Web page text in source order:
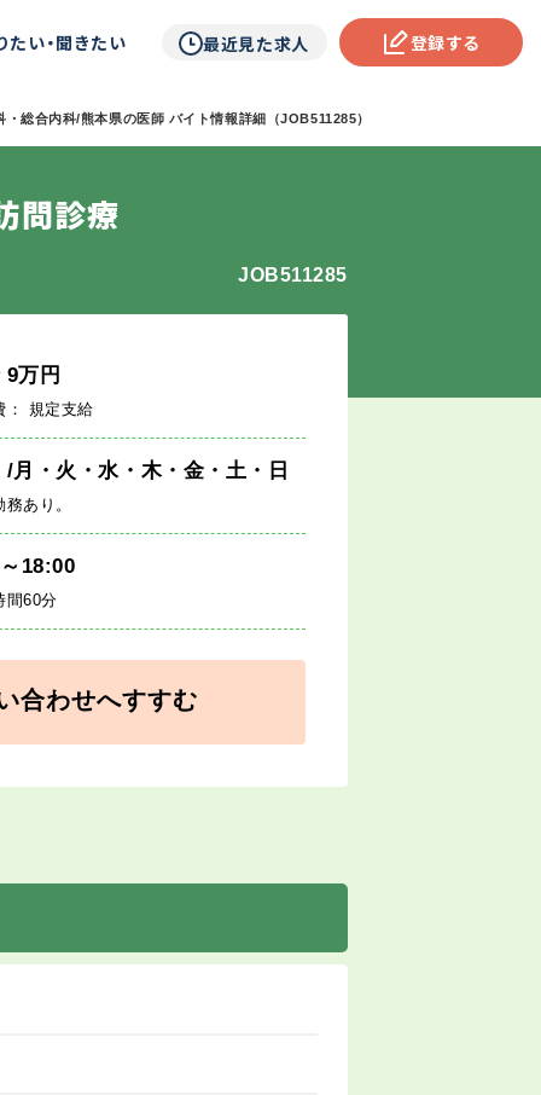
たい・聞きたい 最近見た求人 登録する
・総合内科/熊本県の医師 バイト情報詳細（JOB511285）
診療
JOB511285
9万円
： 規定支給
/月・火・水・木・金・土・日
あり。
18:00
間60分
合わせへすすむ